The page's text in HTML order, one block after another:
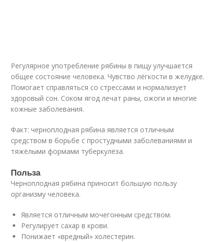
Регулярное употребление рябины в пищу улучшается
общее состояние человека. Чувство лёгкости в желудке.
Помогает справляться со стрессами и нормализует
здоровый сон. Соком ягод лечат раны, ожоги и многие
кожные заболевания.
Факт: черноплодная рябина является отличным
средством в борьбе с простудными заболеваниями и
тяжёлыми формами туберкулёза.
Польза
Черноплодная рябина приносит большую пользу
организму человека.
Является отличным мочегонным средством.
Регулирует сахар в крови.
Понижает «вредный» холестерин.